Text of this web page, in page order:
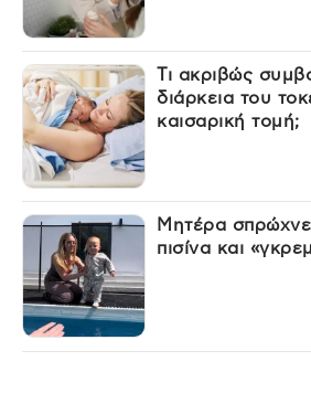
Τι ακριβώς
διάρκεια του
καισαρική τομή;
Μητέρα
πισίνα και